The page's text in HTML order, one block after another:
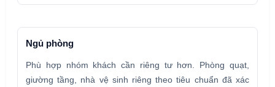
Ngủ phòng
Phù hợp nhóm khách cần riêng tư hơn. Phòng quạt,
giường tầng, nhà vệ sinh riêng theo tiêu chuẩn đã xác